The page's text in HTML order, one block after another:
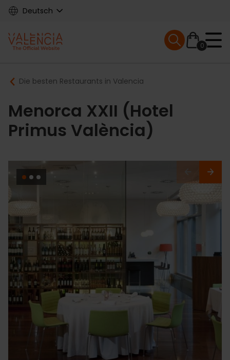
Skip
content
Deutsch
Main
navigation
0
Mobile menu
Breadcrumb
Die besten Restaurants in Valencia
Menorca XXII (Hotel
Primus València)